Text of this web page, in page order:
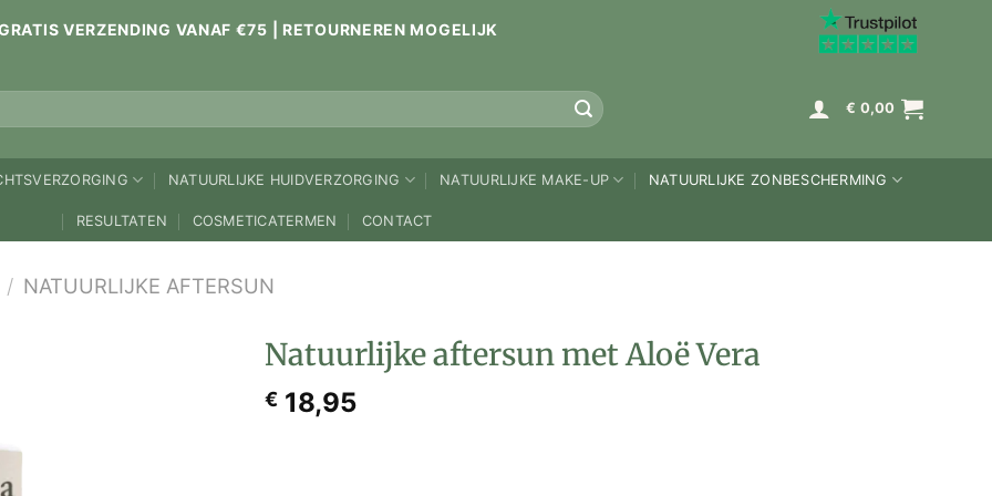
VERZENDING VANAF €75 | RETOURNEREN MOGELIJK
€ 0,00
NATUURLIJKE HUIDVERZORGING NATUURLIJKE MAKE-UP NATUURLIJKE ZONBESCHERMING
RESULTATEN COSMETICATERMEN CONTACT
/ NATUURLIJKE AFTERSUN
Natuurlijke aftersun met Aloë Vera
€ 18,95